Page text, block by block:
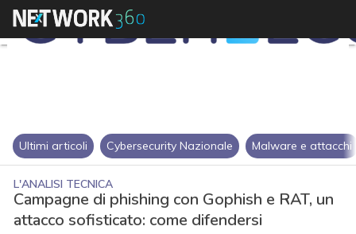
Ultimi articoli Cybersecurity Nazionale Malware e attacchi
L'ANALISI TECNICA
Campagne di phishing con Gophish e RAT, un
attacco sofisticato: come difendersi